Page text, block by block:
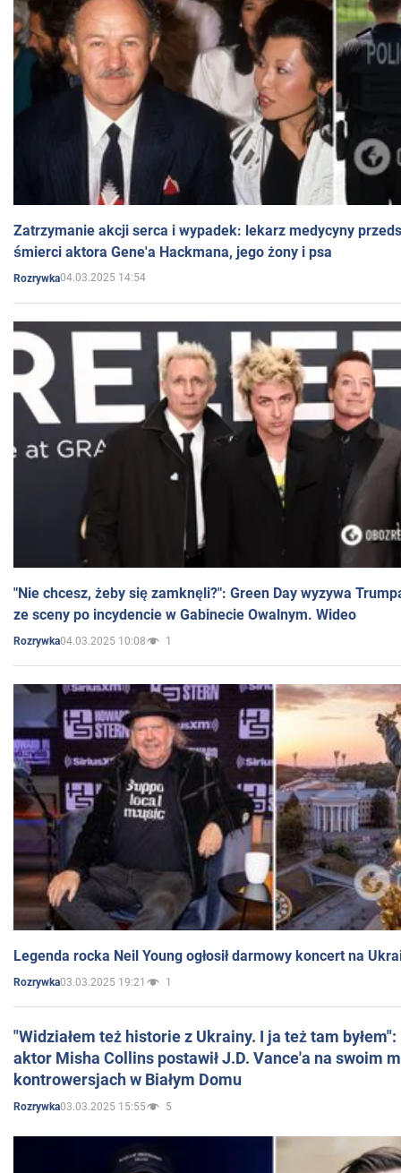
Zatrzymanie akcji serca i wypadek: lekarz medycyny
śmierci aktora Gene'a Hackmana, jego żony i psa
Rozrywka04.03.2025 14:54
"Nie chcesz, żeby się zamknęli?": Green Day wyzywa
ze sceny po incydencie w Gabinecie Owalnym. Wideo
Rozrywka04.03.2025 10:08 1
Legenda rocka Neil Young ogłosił darmowy koncert na
Rozrywka03.03.2025 19:21 1
"Widziałem też historie z Ukrainy. I ja też tam
aktor Misha Collins postawił J.D. Vance'a na swoim
kontrowersjach w Białym Domu
Rozrywka03.03.2025 15:55 5